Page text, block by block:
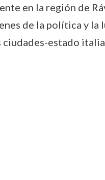
en la región de
de la política y la
estado